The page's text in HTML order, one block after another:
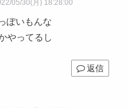
05/30(月) 18:28:00
ぽいもんな
やってるし
返信